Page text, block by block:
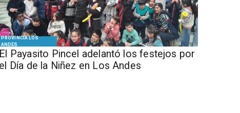
PROVINCIA LOS
ANDES
El Payasito Pincel adelantó los festejos por
el Día de la Niñez en Los Andes